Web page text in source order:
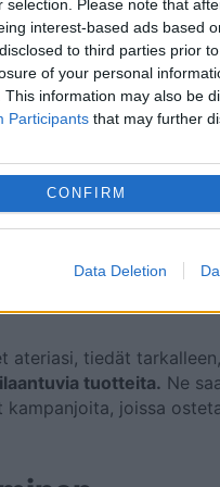
selection. Please note that
interest-based ads based
to third parties prior
of your personal
This information may also be
Participants that may further
CONFIRM
Data Deletion
jos haluat lisätä
ja voimme
on alennuksessa, vain
tarjouksista.
mitä
ateriasi, tiedät
tuotteita. Ne
kampanjoita, joissa